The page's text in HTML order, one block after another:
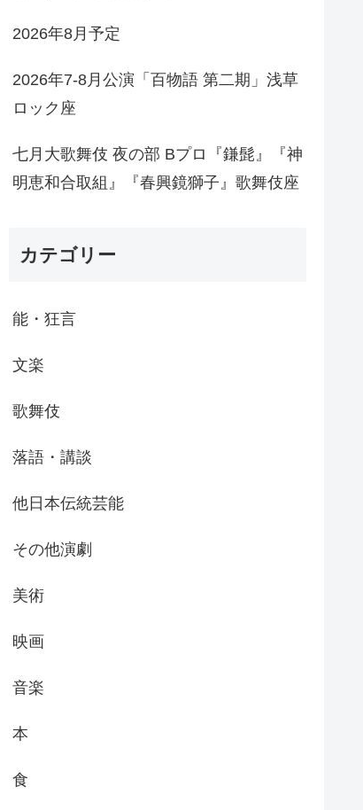
2026年8月予定
2026年7-8月公演「百物語 第二期」浅草
ロック座
七月大歌舞伎 夜の部 Bプロ『鎌髭』『神
明恵和合取組』『春興鏡獅子』歌舞伎座
カテゴリー
能・狂言
文楽
歌舞伎
落語・講談
他日本伝統芸能
その他演劇
美術
映画
音楽
本
食